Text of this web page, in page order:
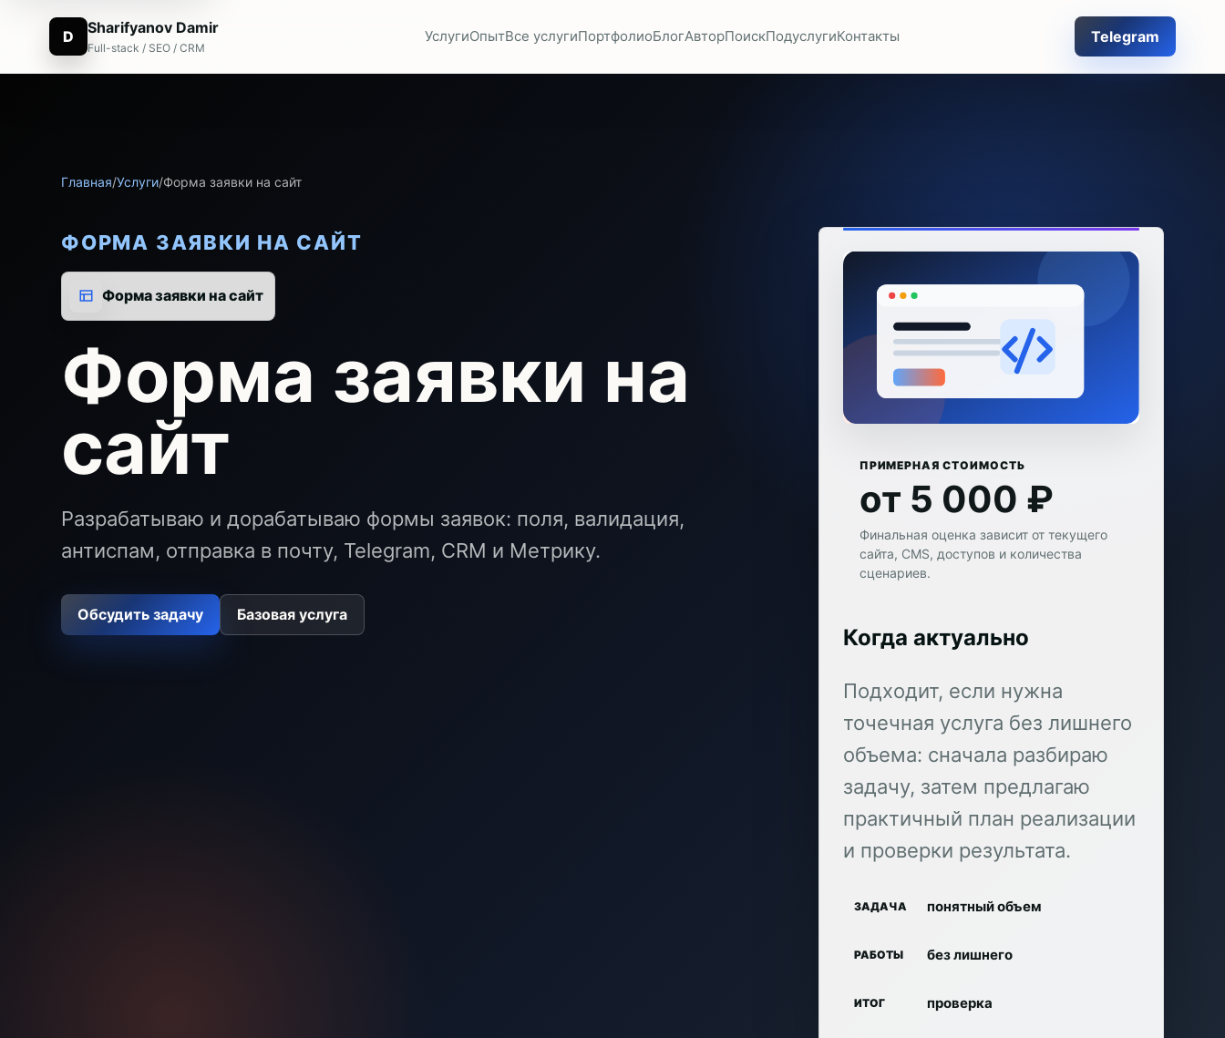
D Sharifyanov Damir
Full-stack / SEO / CRM
УслугиОпытВсе услугиПортфолиоБлогАвторПоискПодуслугиКонтакты Telegram
Главная/Услуги/Форма заявки на сайт
ФОРМА ЗАЯВКИ НА САЙТ
Форма заявки на сайт
Форма заявки на
сайт
Разрабатываю и дорабатываю формы заявок: поля, валидация,
антиспам, отправка в почту, Telegram, CRM и Метрику.
Обсудить задачу Базовая услуга
ПРИМЕРНАЯ СТОИМОСТЬ
от 5 000 ₽
Финальная оценка зависит от текущего
сайта, CMS, доступов и количества
сценариев.
Когда актуально
Подходит, если нужна
точечная услуга без лишнего
объема: сначала разбираю
задачу, затем предлагаю
практичный план реализации
и проверки результата.
ЗАДАЧА понятный объем
РАБОТЫ без лишнего
ИТОГ проверка